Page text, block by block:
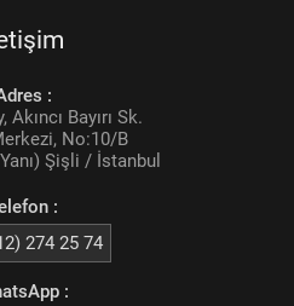
:
Bayırı Sk.
No:10/B
Şişli / İstanbul
:
274 25 74
: